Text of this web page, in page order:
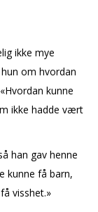
ikke mye
om hvordan
kunne
ikke hadde vært
han gav henne
kunne få barn,
visshet.»